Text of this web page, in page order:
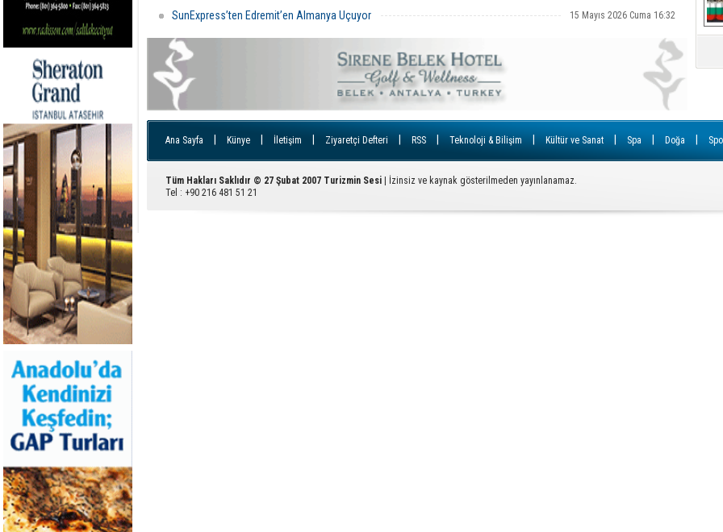
SunExpress’ten Edremit’en Almanya Uçuyor 15 Mayıs 2026 Cuma 16:32
Ana Sayfa Künye İletişim Ziyaretçi Defteri RSS Teknoloji & Bilişim Kültür ve Sanat Spa Doğa
Tüm Hakları Saklıdır © 27 Şubat 2007 Turizmin Sesi | İzinsiz ve kaynak gösterilmeden yayınlanamaz.
Tel : +90 216 481 51 21